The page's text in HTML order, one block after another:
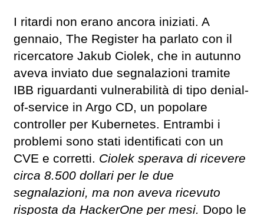
I ritardi non erano ancora iniziati. A
gennaio, The Register ha parlato con il
ricercatore Jakub Ciolek, che in autunno
aveva inviato due segnalazioni tramite
IBB riguardanti vulnerabilità di tipo denial-
of-service in Argo CD, un popolare
controller per Kubernetes. Entrambi i
problemi sono stati identificati con un
CVE e corretti. Ciolek sperava di ricevere
circa 8.500 dollari per le due
segnalazioni, ma non aveva ricevuto
risposta da HackerOne per mesi. Dopo le